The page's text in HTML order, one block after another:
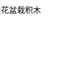
盆栽积木